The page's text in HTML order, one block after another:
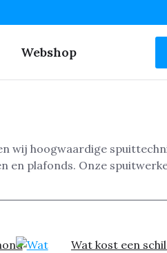
Webshop
wij hoogwaardige
plafonds. Onze
Wat kost een